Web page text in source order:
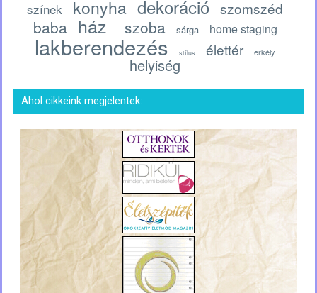
színek konyha dekoráció szomszéd
baba ház szoba sárga home staging
lakberendezés stílus élettér erkély
helyiség
Ahol cikkeink megjelentek: